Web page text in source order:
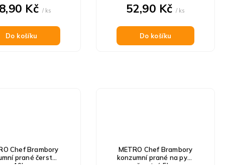
Kč / ks
Do košíku
52,90 Kč/ ks
Do košíku
Chef Brambory
prané čerstvé
METRO Chef Brambory
konzumní prané na pyré